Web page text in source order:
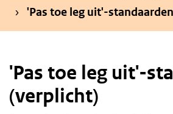
'Pas toe leg uit'-
'Pas toe leg uit'-
(verplicht)